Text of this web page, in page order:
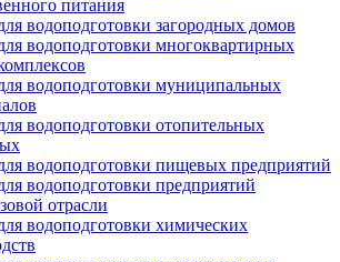
питания
водоподготовки загородных домов
водоподготовки многоквартирных
водоподготовки муниципальных
водоподготовки отопительных
водоподготовки пищевых предприятий
водоподготовки предприятий
отрасли
водоподготовки химических